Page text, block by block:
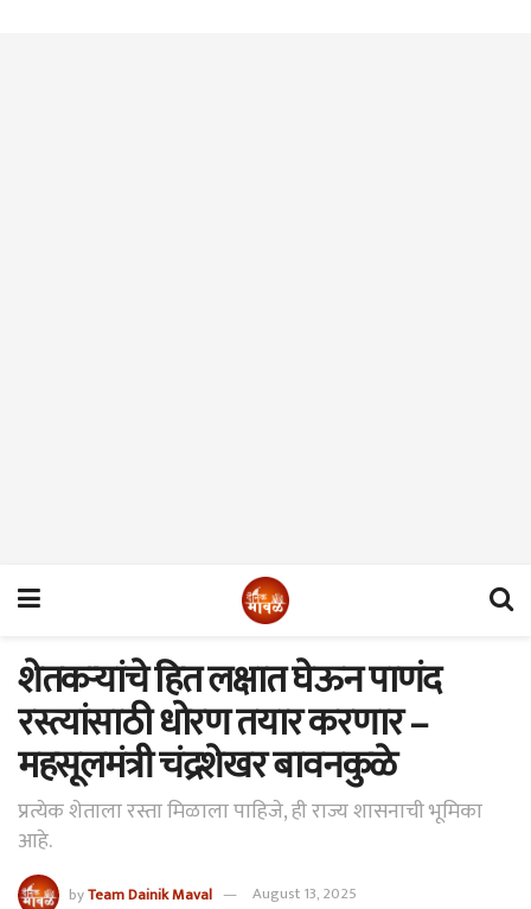
शेतकऱ्यांचे हित लक्षात घेऊन पाणंद
रस्त्यांसाठी धोरण तयार करणार –
महसूलमंत्री चंद्रशेखर बावनकुळे
प्रत्येक शेताला रस्ता मिळाला पाहिजे, ही राज्य शासनाची भूमिका
आहे.
byTeam Dainik Maval August 13, 2025